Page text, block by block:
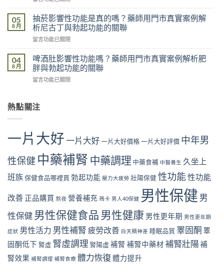
的
藥
師
門
真
實
案
析
「坐
的
勃
危
中
麼？
藥
師
用
市
真
案
你
與
活
找
回
硬
度〉
中
夜
影
響
性
能
是
真
的
師
真
案
例
解
析
眠
足
勃
起
功
能
05
8 月
抽菸影響性功能是真的嗎？藥師用門市真實案例解
析尼古丁與勃起功能的關聯
在
菸
影
響
性
是
嗎？
藥
用
門
真
案
解
尼
丁
與
留言功能已關閉
04
8 月
啤酒肚影響性功能嗎？藥師用門市真實案例解析肥
胖與勃起功能的關聯
在
肚
影
功
能
嗎？
藥
用
市
實
案
例
析
胖
留言功能已關閉
熱點關注
一片大好一片大好一片大好價格一片大好評價 中年男
性保健 中藥補腎 中藥調理 中藥食補 中醫養生 久坐上
班族保健食品哪裡買 勃起功能 壓力大疲勞 壯陽保健性功能性功能
改善 正品購買 熬夜 營養補充 瑪卡 男人40保健 男性保健男
性保健男性保健食品男性健康 男性更年期 男性更年期
症狀 男性活力 男性補腎疲勞改善 白天精神差 睡眠品質 睪固酮 睪
固酮低下 腎虛 腎虛調理 腎陽虛 補腎 補腎中藥材 補腎壯陽補
腎效果 補腎調理 補腎食療 體力恢復體力提升